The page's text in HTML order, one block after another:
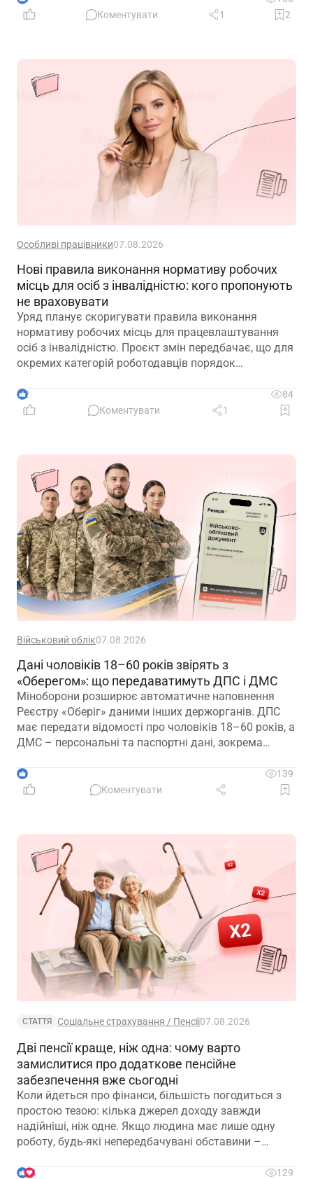
Коментувати
1 2
Особливі працівники07.08.2026
Нові правила виконання нормативу робочих
місць для осіб з інвалідністю: кого пропонують
не враховувати
Уряд планує скоригувати правила виконання
нормативу робочих місць для працевлаштування
осіб з інвалідністю. Проєкт змін передбачає, що для
окремих категорій роботодавців порядок
врахувати специфіку їхньої діяльності та усунути
практичні труднощі із виконанням законодавчих
2
84
Коментувати
1
Військовий облік07.08.2026
Дані чоловіків 18–60 років звірять з
«Оберегом»: що передаватимуть ДПС і ДМС
Міноборони розширює автоматичне наповнення
Реєстру «Оберіг» даними інших держорганів. ДПС
має передати відомості про чоловіків 18–60 років, а
ДМС – персональні та паспортні дані, зокрема
1
139
Коментувати
СТАТТЯ Соціальне страхування / Пенсії07.08.2026
Дві пенсії краще, ніж одна: чому варто
замислитися про додаткове пенсійне
забезпечення вже сьогодні
Коли йдеться про фінанси, більшість погодиться з
простою тезою: кілька джерел доходу завжди
надійніші, ніж одне. Якщо людина має лише одну
роботу, будь-які непередбачувані обставини –
окремій галузі – можуть миттєво позбавити її
4
129